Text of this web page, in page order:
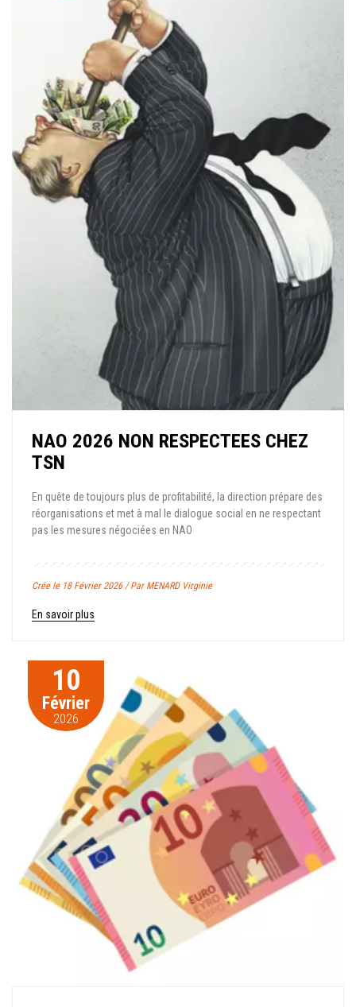
NAO 2026 NON RESPECTEES CHEZ
TSN
En quête de toujours plus de profitabilité, la direction prépare des
réorganisations et met à mal le dialogue social en ne respectant
pas les mesures négociées en NAO
Crée le 18 Février 2026 / Par MENARD Virginie
En savoir plus
10
Février
2026